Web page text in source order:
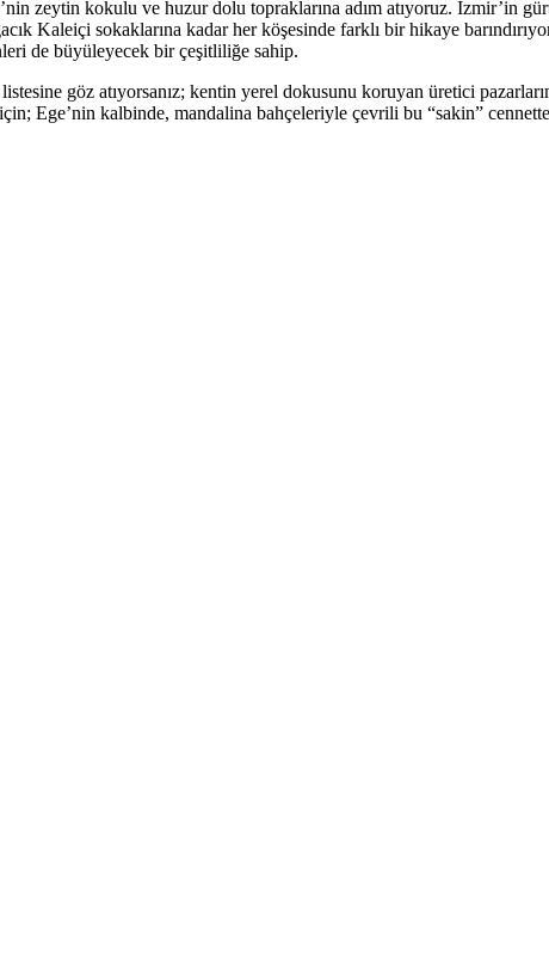
zeytin kokulu ve huzur dolu topraklarına adım atıyoruz. İzmir’in
Kaleiçi sokaklarına kadar her köşesinde farklı bir hikaye
de büyüleyecek bir çeşitliliğe sahip.
göz atıyorsanız; kentin yerel dokusunu koruyan üretici
Ege’nin kalbinde, mandalina bahçeleriyle çevrili bu “sakin” cennette,